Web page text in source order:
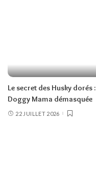
Le secret des Husky dorés :
Doggy Mama démasquée
22 JUILLET 2026